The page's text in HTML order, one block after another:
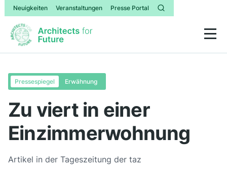
Neuigkeiten Veranstaltungen Presse Portal
Pressespiegel Erwähnung
Zu viert in einer
Einzimmerwohnung
Artikel in der Tageszeitung der taz